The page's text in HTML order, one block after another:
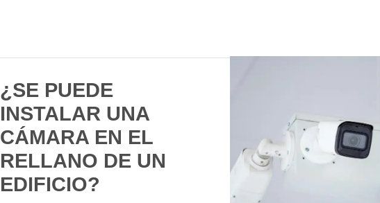
¿SE PUEDE
INSTALAR UNA
CÁMARA EN EL
RELLANO DE UN
EDIFICIO?